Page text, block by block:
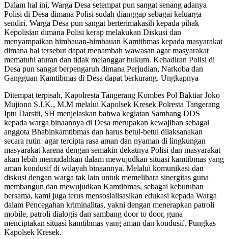
Dalam hal ini, Warga Desa setempat pun sangat senang adanya
Polisi di Desa dimana Polisi sudah dianggap sebagai keluarga
sendiri. Warga Desa pun sangat berterimakasih kepada pihak
Kepolisian dimana Polisi kerap melakukan Diskusi dan
menyampaikan himbauan-himbauan Kamtibmas kepada masyarakat
dimana hal tersebut dapat menambah wawasan agar masyarakat
mematuhi aturan dan tidak melanggar hukum. Kehadiran Polisi di
Desa pun sangat berpengaruh dimana Perjudian, Narkoba dan
Gangguan Kamtibmas di Desa dapat berkurang. Ungkapnya
Ditempat terpisah, Kapolresta Tangerang Kombes Pol Baktiar Joko
Mujiono S.I.K., M.M melalui Kapolsek Kresek Polresta Tangerang
Iptu Darsiti, SH menjelaskan bahwa kegiatan Sambang DDS
kepada warga binaannya di Desa merupakan kewajiban sebagai
anggota Bhabinkamtibmas dan harus betul-betul dilaksanakan
secara rutin agar tercipta rasa aman dan nyaman di lingkungan
masyarakat karena dengan semakin dekatnya Polisi dan masyarakat
akan lebih memudahkan dalam mewujudkan situasi kamtibmas yang
aman kondusif di wilayah binaannya. Melalui komunikasi dan
diskusi dengan warga tak lain untuk memelihara sinergitas guna
membangun dan mewujudkan Kamtibmas, sebagai kebutuhan
bersama, kami juga terus mensosialisasikan edukasi kepada Warga
dalam Pencegahan kriminalitas, yakni dengan menerapkan patroli
mobile, patroli dialogis dan sambang door to door, guna
menciptakan situasi kamtibmas yang aman dan kondusif. Pungkas
Kapolsek Kresek.